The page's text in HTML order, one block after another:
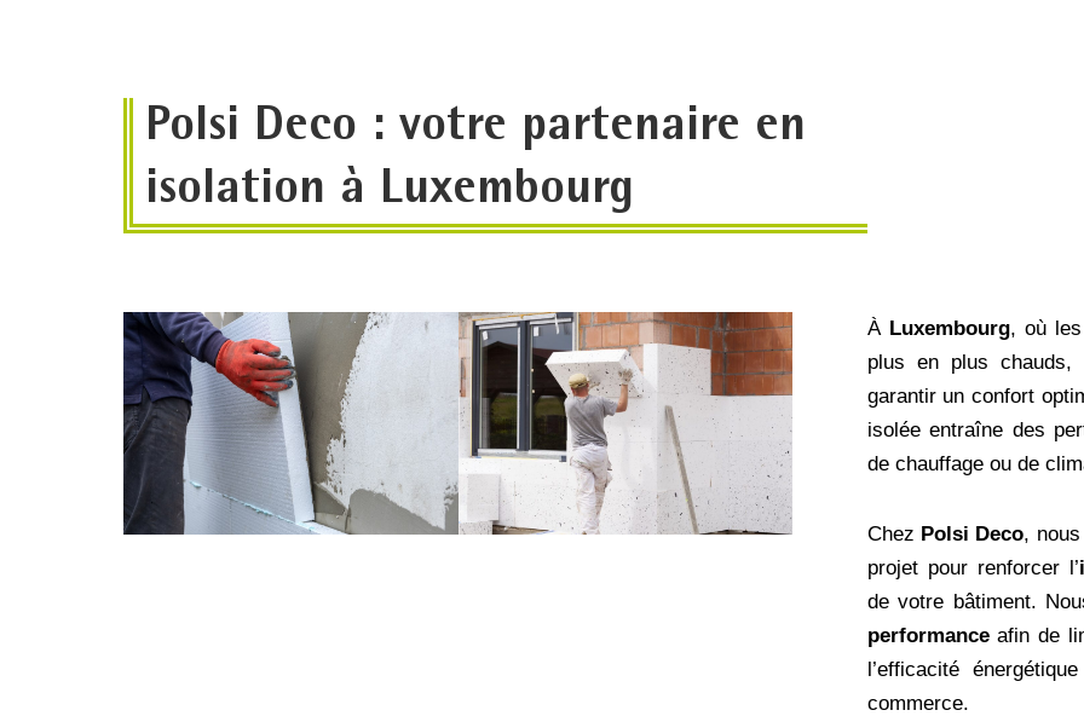
Polsi Deco : votre partenaire en
isolation à Luxembourg
À Luxembourg, où
plus en plus chauds,
garantir un confort
isolée entraîne des
de chauffage ou de
Chez Polsi Deco,
projet pour renforcer l’
de votre bâtiment.
performanceafin de
l’efficacité
commerce.